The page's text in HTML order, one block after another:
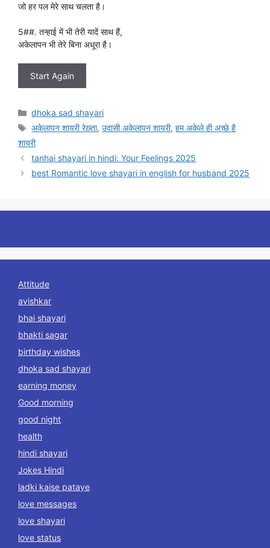
जो हर पल मेरे साथ चलता है।
5##. तन्हाई में भी तेरी यादें साथ हैं,
अकेलापन भी तेरे बिना अधूरा है।
Start Again
Categories
dhoka sad shayari
Tags
अकेलापन शायरी रेख़्ता,उदासी अकेलापन शायरी,हम अकेले ही अच्छे है
शायरी
tanhai shayari in hindi: Your Feelings 2025
best Romantic love shayari in english for husband 2025
Attitude
avishkar
bhai shayari
bhakti sagar
birthday wishes
dhoka sad shayari
earning money
Good morning
good night
health
hindi shayari
Jokes Hindi
ladki kaise pataye
love messages
love shayari
love status